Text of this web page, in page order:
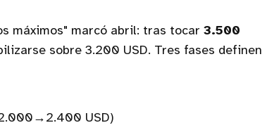
máximos" marcó abril: tras tocar 3.500
sobre 3.200 USD. Tres fases definen
USD)